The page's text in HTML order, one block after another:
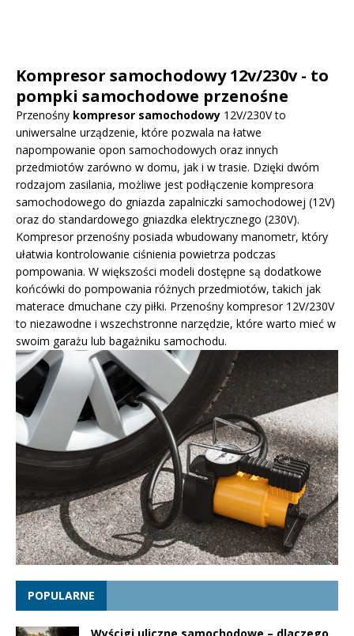
Kompresor samochodowy 12v/230v - to
pompki samochodowe przenośne
Przenośny kompresor samochodowy 12V/230V to
uniwersalne urządzenie, które pozwala na łatwe
napompowanie opon samochodowych oraz innych
przedmiotów zarówno w domu, jak i w trasie. Dzięki dwóm
rodzajom zasilania, możliwe jest podłączenie kompresora
samochodowego do gniazda zapalniczki samochodowej (12V)
oraz do standardowego gniazdka elektrycznego (230V).
Kompresor przenośny posiada wbudowany manometr, który
ułatwia kontrolowanie ciśnienia powietrza podczas
pompowania. W większości modeli dostępne są dodatkowe
końcówki do pompowania różnych przedmiotów, takich jak
materace dmuchane czy piłki. Przenośny kompresor 12V/230V
to niezawodne i wszechstronne narzędzie, które warto mieć w
swoim garażu lub bagażniku samochodu.
POPULARNE